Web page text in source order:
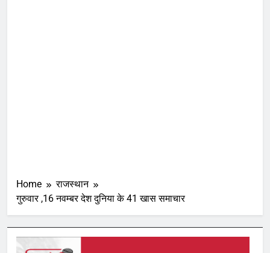
Home
राजस्थान
गुरुवार ,16 नवम्बर देश दुनिया के 41 खास समाचार